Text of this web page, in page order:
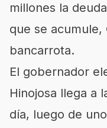
millones la
que se acumule,
bancarrota.
El gobernador
Hinojosa llega a
día, luego de